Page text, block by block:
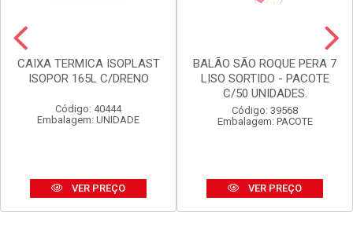
CAIXA TERMICA ISOPLAST
ISOPOR 165L C/DRENO
Código: 40444
Embalagem: UNIDADE
VER PREÇO
BALÃO SÃO ROQUE PERA 7
LISO SORTIDO - PACOTE
C/50 UNIDADES.
Código: 39568
Embalagem: PACOTE
VER PREÇO